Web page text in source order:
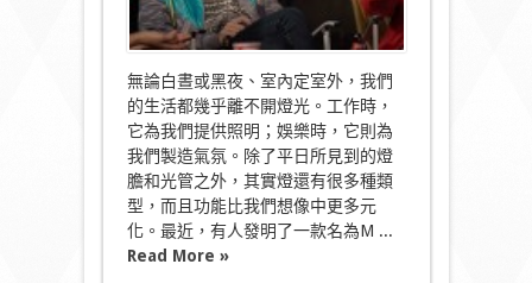
中
無論白晝或黑夜、室內定室外，我們
的生活都幾乎離不開燈光。工作時，
它為我們提供照明；娛樂時，它則為
我們製造氣氛。除了平日所見到的燈
膽和光管之外，其實燈還有很多種類
型，而且功能比我們想像中更多元
化。最近，有人發明了一款名為M ...
Read More »